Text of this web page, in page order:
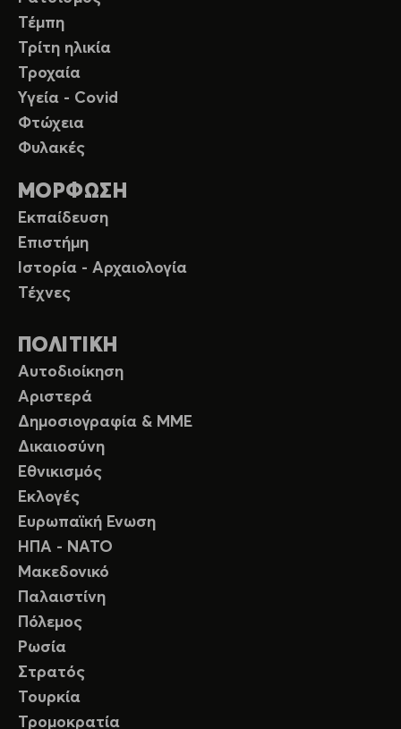
Τέμπη
Τρίτη ηλικία
Τροχαία
Υγεία - Covid
Φτώχεια
Φυλακές
ΜΟΡΦΩΣΗ
Εκπαίδευση
Επιστήμη
Ιστορία - Αρχαιολογία
Τέχνες
ΠΟΛΙΤΙΚΗ
Αυτοδιοίκηση
Αριστερά
Δημοσιογραφία & ΜΜΕ
Δικαιοσύνη
Εθνικισμός
Εκλογές
Ευρωπαϊκή Ενωση
ΗΠΑ - ΝΑΤΟ
Μακεδονικό
Παλαιστίνη
Πόλεμος
Ρωσία
Στρατός
Τουρκία
Τρομοκρατία